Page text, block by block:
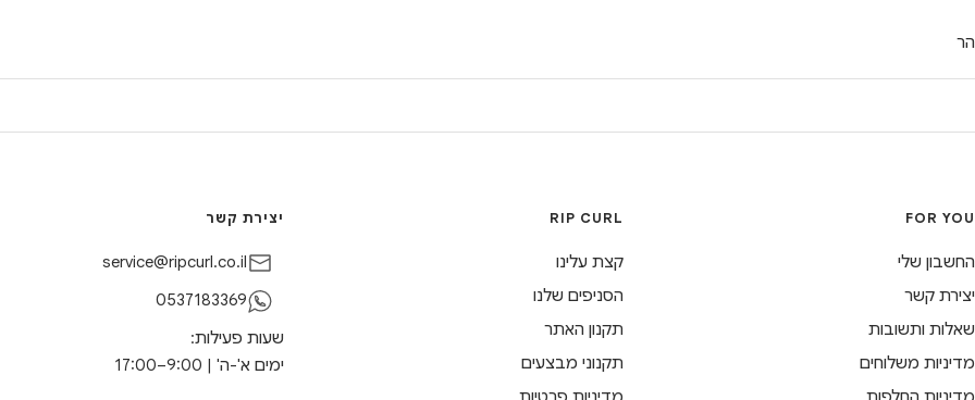
הר
FOR YOU
החשבון שלי
יצירת קשר
שאלות ותשובות
מדיניות משלוחים
RIP CURL
קצת עלינו
הסניפים שלנו
תקנון האתר
תקנוני מבצעים
יצירת קשר
service@ripcurl.co.il
0537183369
שעות פעילות:
ימים א'-ה' | 9:00–17:00